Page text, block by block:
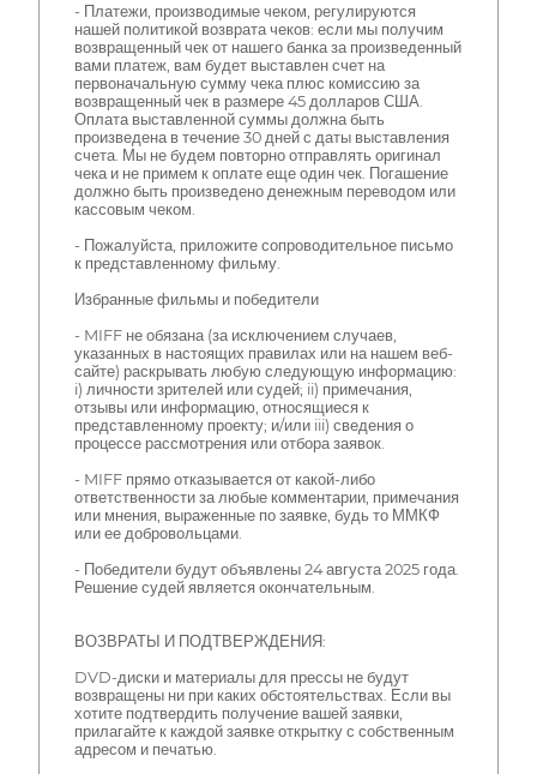
- Платежи, производимые чеком, регулируются
нашей политикой возврата чеков: если мы получим
возвращенный чек от нашего банка за произведенный
вами платеж, вам будет выставлен счет на
первоначальную сумму чека плюс комиссию за
возвращенный чек в размере 45 долларов США.
Оплата выставленной суммы должна быть
произведена в течение 30 дней с даты выставления
счета. Мы не будем повторно отправлять оригинал
чека и не примем к оплате еще один чек. Погашение
должно быть произведено денежным переводом или
кассовым чеком.
- Пожалуйста, приложите сопроводительное письмо
к представленному фильму.
Избранные фильмы и победители
- MIFF не обязана (за исключением случаев,
указанных в настоящих правилах или на нашем веб-
сайте) раскрывать любую следующую информацию:
i) личности зрителей или судей; ii) примечания,
отзывы или информацию, относящиеся к
представленному проекту; и/или iii) сведения о
процессе рассмотрения или отбора заявок.
- MIFF прямо отказывается от какой-либо
ответственности за любые комментарии, примечания
или мнения, выраженные по заявке, будь то ММКФ
или ее добровольцами.
- Победители будут объявлены 24 августа 2025 года.
Решение судей является окончательным.
ВОЗВРАТЫ И ПОДТВЕРЖДЕНИЯ:
DVD-диски и материалы для прессы не будут
возвращены ни при каких обстоятельствах. Если вы
хотите подтвердить получение вашей заявки,
прилагайте к каждой заявке открытку с собственным
адресом и печатью.